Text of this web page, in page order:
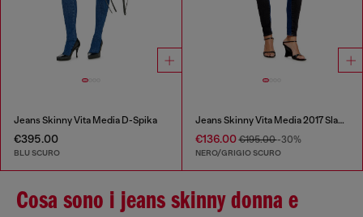
Jeans Skinny Vita Media D-Spika
€395.00
BLU SCURO
Jeans Skinny Vita Media 2017 Slandy
€136.00€195.00-30%
NERO/GRIGIO SCURO
Cosa sono i jeans skinny donna e